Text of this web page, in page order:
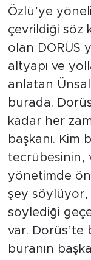
Özlü’ye
çevrildiği söz
olan DORÜS
altyapı ve
anlatan
burada.
kadar her
başkanı. Kim
tecrübesinin,
yönetimde
şey söylüyor,
söylediği
var. Dorüs’te
buranın